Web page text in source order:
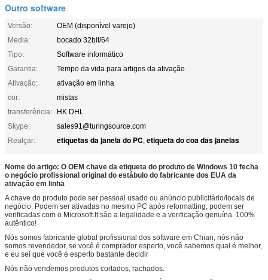
Outro software
Versão:
OEM (disponível varejo)
Media:
bocado 32bit/64
Tipo:
Software informático
Garantia:
Tempo da vida para artigos da ativação
Ativação:
ativação em linha
cor:
mistas
transferência:
HK DHL
Skype:
sales91@turingsource.com
Realçar:
etiquetas da janela do PC, etiqueta do coa das janelas
Nome do artigo: O OEM chave da etiqueta do produto de Windows 10 fecha
o negócio profissional original do estábulo do fabricante dos EUA da
ativação em linha
A chave do produto pode ser pessoal usado ou anúncio publicitário/locais de
negócio. Podem ser ativadas no mesmo PC após reformatting, podem ser
verificadas com o Microsoft.It são a legalidade e a verificação genuína. 100%
autêntico!
Nós somos fabricante global profissional dos software em Chian, nós não
somos revendedor, se você é comprador esperto, você sabemos qual é melhor,
e eu sei que você é esperto bastante decidir
Nós não vendemos produtos cortados, rachados.